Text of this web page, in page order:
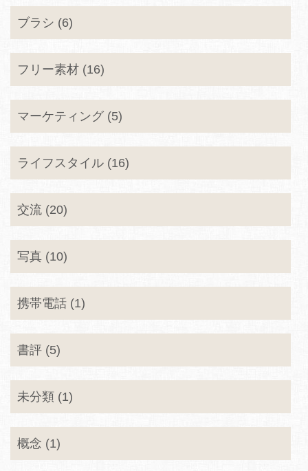
ブラシ (6)
フリー素材 (16)
マーケティング (5)
ライフスタイル (16)
交流 (20)
写真 (10)
携帯電話 (1)
書評 (5)
未分類 (1)
概念 (1)